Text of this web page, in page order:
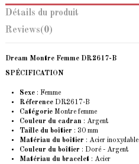
Détails du produit
Reviews(0)
Dream Montre Femme DR2617-B
SPÉCIFICATION
Sexe : Femme
Réference DR2617-B
Catégorie Montre femme
Couleur du cadran : Argent
Taille du boîtier : 30 mm
Matériau du boîtier : Acier inoxydable
Couleur du boîtier : Doré - Argent
Matériau du bracelet : Acier